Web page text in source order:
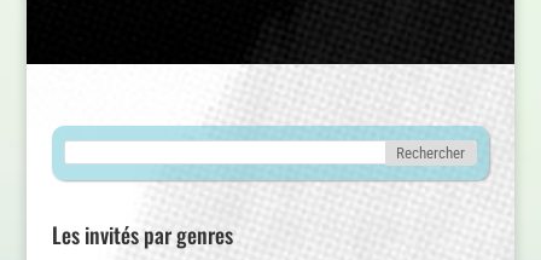
Les invités par genres